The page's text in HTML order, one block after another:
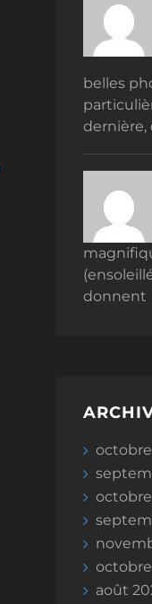
belles
dernière,
donnent
août